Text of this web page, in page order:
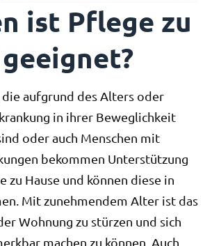
ist Pflege zu
die aufgrund des Alters oder
in ihrer Beweglichkeit
oder auch Menschen mit
bekommen Unterstützung
zu Hause und können diese in
Mit zunehmendem Alter ist das
Wohnung zu stürzen und sich
machen zu können. Auch